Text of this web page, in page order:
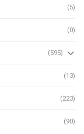
(5)
(0)
(595)
(13)
(223)
(90)